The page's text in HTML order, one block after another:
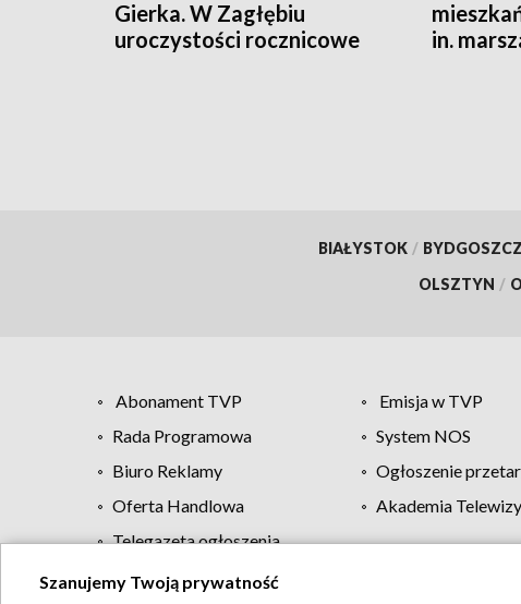
Gierka. W Zagłębiu
uroczystości rocznicowe
in.
BIAŁYSTOK / BYDGOSZCZ
OLSZTYN /
Abonament TVP Emisja w TVP
Rada Programowa
System NOS
Biuro Reklamy
Ogłoszenie
Oferta Handlowa
Akademia
Telegazeta ogłoszenia
Szanujemy Twoją prywatność